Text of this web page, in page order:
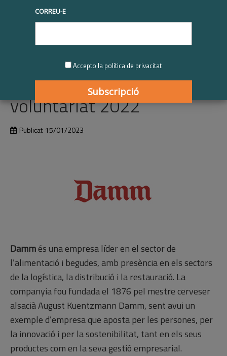
Respon.cat al programa
empresarial de
voluntariat 2022
Publicat 15/01/2023
Dammés una empresa líder en el sector de
l’alimentació i begudes, amb presència en els sectors
de la logística, la distribució i la restauració. La
companyia fou fundada el 1876 pel mestre cerveser
alsacià August Kuentzmann Damm, sent avui un
exemple d’empresa que aposta per les persones, per
la innovació i per la sostenibilitat, tant en els seus
productes com en la seva gestió empresarial.
CORREU-E
Accepto la política de privacitat